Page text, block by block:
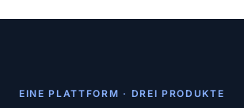
EINE PLATTFORM · DREI PRODUKTE